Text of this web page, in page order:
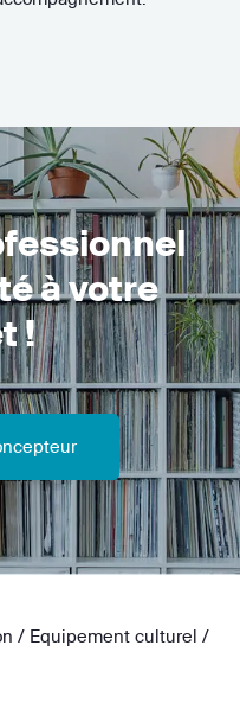
à votre
!
/ Equipement culturel /